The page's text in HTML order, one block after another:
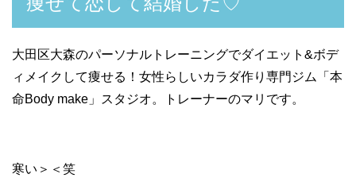
大田区大森のパーソナルトレーニングでダイエット&ボデ
ィメイクして痩せる！女性らしいカラダ作り専門ジム「本
命Body make」スタジオ。トレーナーのマリです。
寒い＞＜笑